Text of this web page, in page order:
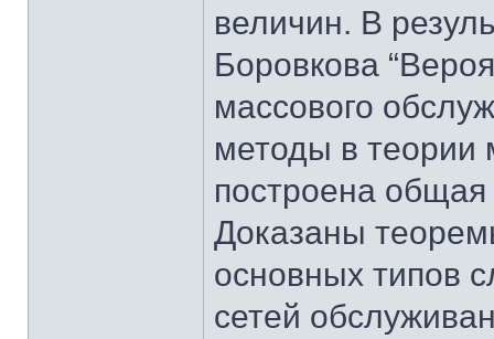
величин. В
Боровкова
массового
методы в теории
построена
Доказаны
основных типов
сетей